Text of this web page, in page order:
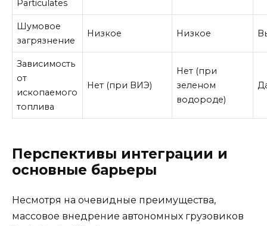
Particulates
Шумовое
загрязнение
Низкое Низкое
Зависимость
от
ископаемого
топлива
Нет (при ВИЭ)
Нет (при
зеленом
водороде)
Перспективы интеграции и
основные барьеры
Несмотря на очевидные преимущества,
массовое внедрение автономных грузовиков